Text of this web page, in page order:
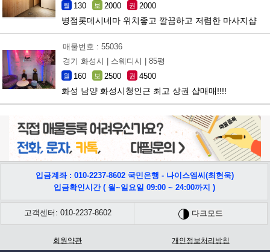
월 130 보 2000 권 2000
병점롯데시네마 위치좋고 깔끔하고 저렴한 마사지샵
매물번호 : 55036
경기 화성시 |
스웨디시 | 85평
월 160 보 2500 권 4500
화성 남양 화성시청인근 최고 상권 샵매매!!!!
입금계좌 : 010-2237-8602 국민은행 - 나이스엠씨(최현욱)
입금확인시간 ( 월~일요일 09:00 ~ 24:00까지 )
고객센터: 010-2237-8602 다크모드
회원약관 개인정보처리방침